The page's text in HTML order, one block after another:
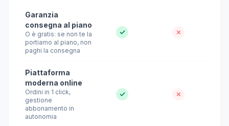
Garanzia
consegna al piano
O è gratis: se non te la
portiamo al piano, non
paghi la consegna
✓ ✗
Piattaforma
moderna online
Ordini in 1 click,
gestione
abbonamento in
autonomia
✓ ✗